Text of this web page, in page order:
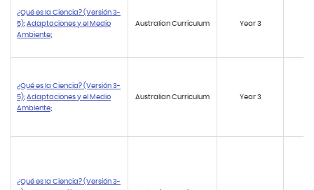
¿Qué es la Ciencia? (Versión 3-
5); Adaptaciones y el Medio
Ambiente;
Australian Curriculum Year 3
¿Qué es la Ciencia? (Versión 3-
5); Adaptaciones y el Medio
Ambiente;
Australian Curriculum Year 3
¿Qué es la Ciencia? (Versión 3-